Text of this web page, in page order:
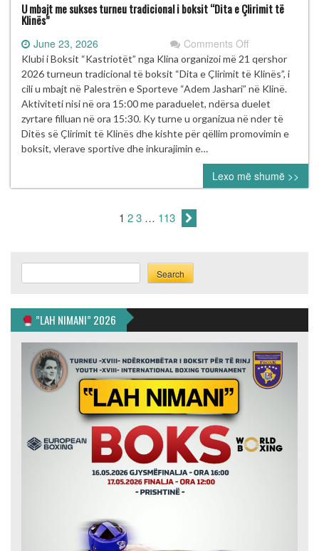
U mbajt me sukses turneu tradicional i boksit “Dita e Çlirimit të
Klinës”
June 23, 2026 Comments Offon
U
mbajt
me
sukses
turneu
tradicional
boksit
“Dita
e
Klubi i Boksit “Kastriotët” nga Klina organizoi më 21 qershor
2026 turneun tradicional të boksit “Dita e Çlirimit të Klinës”, i
cili u mbajt në Palestrën e Sporteve “Adem Jashari” në Klinë.
Aktiviteti nisi në ora 15:00 me paraduelet, ndërsa duelet
zyrtare filluan në ora 15:30. Ky turne u organizua në nder të
Ditës së Çlirimit të Klinës dhe kishte për qëllim promovimin e
boksit, vlerave sportive dhe inkurajimin e…
Lexo më shumë >>
1 23 … 113
Search
”LAH NIMANI” 2026